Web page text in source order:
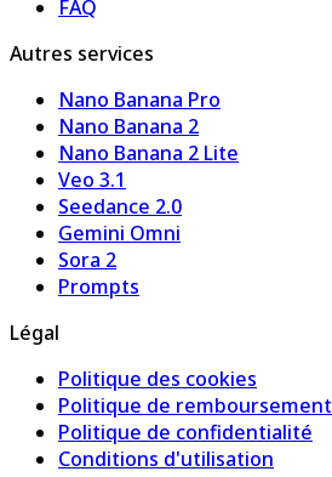
FAQ
Autres services
Nano Banana Pro
Nano Banana 2
Nano Banana 2 Lite
Veo 3.1
Seedance 2.0
Gemini Omni
Sora 2
Prompts
Légal
Politique des cookies
Politique de remboursement
Politique de confidentialité
Conditions d'utilisation